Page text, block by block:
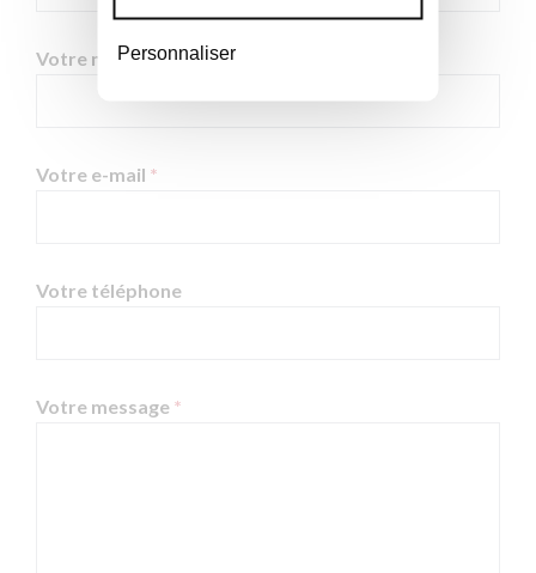
Personnaliser
Votre nom*
Votre e-mail *
Votre téléphone
Votre message *